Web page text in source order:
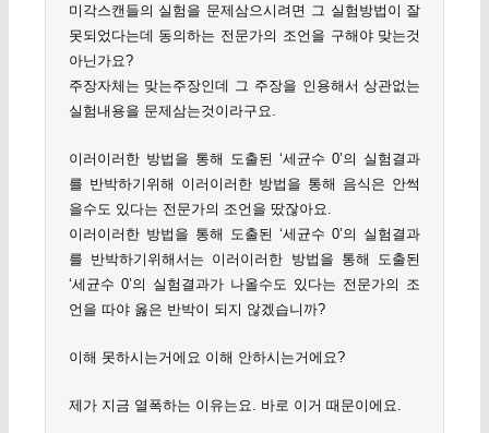
미각스캔들의 실험을 문제삼으시려면 그 실험방법이 잘
못되었다는데 동의하는 전문가의 조언을 구해야 맞는것
아닌가요?
주장자체는 맞는주장인데 그 주장을 인용해서 상관없는
실험내용을 문제삼는것이라구요.
이러이러한 방법을 통해 도출된 ‘세균수 0’의 실험결과
를 반박하기위해 이러이러한 방법을 통해 음식은 안썩
을수도 있다는 전문가의 조언을 땄잖아요.
이러이러한 방법을 통해 도출된 ‘세균수 0’의 실험결과
를 반박하기위해서는 이러이러한 방법을 통해 도출된
‘세균수 0’의 실험결과가 나올수도 있다는 전문가의 조
언을 따야 옳은 반박이 되지 않겠습니까?
이해 못하시는거에요 이해 안하시는거에요?
제가 지금 열폭하는 이유는요. 바로 이거 때문이에요.